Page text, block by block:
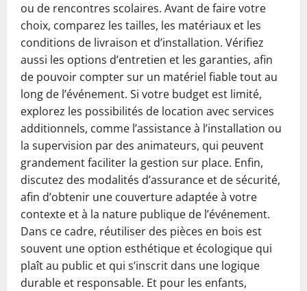
ou de rencontres scolaires. Avant de faire votre
choix, comparez les tailles, les matériaux et les
conditions de livraison et d’installation. Vérifiez
aussi les options d’entretien et les garanties, afin
de pouvoir compter sur un matériel fiable tout au
long de l’événement. Si votre budget est limité,
explorez les possibilités de location avec services
additionnels, comme l’assistance à l’installation ou
la supervision par des animateurs, qui peuvent
grandement faciliter la gestion sur place. Enfin,
discutez des modalités d’assurance et de sécurité,
afin d’obtenir une couverture adaptée à votre
contexte et à la nature publique de l’événement.
Dans ce cadre, réutiliser des pièces en bois est
souvent une option esthétique et écologique qui
plaît au public et qui s’inscrit dans une logique
durable et responsable. Et pour les enfants,